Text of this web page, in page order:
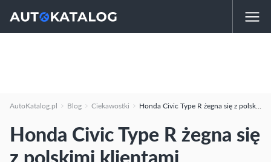
AutoKatalog.pl Blog Ciekawostki Honda Civic Type R żegna się z polskimi klientami
Honda Civic Type R żegna się